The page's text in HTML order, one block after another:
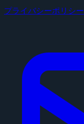
プライバシーポリシー